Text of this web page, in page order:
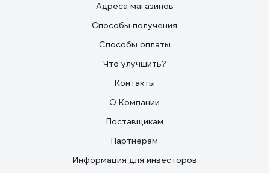
Адреса магазинов
Способы получения
Способы оплаты
Что улучшить?
Контакты
О Компании
Поставщикам
Партнерам
Информация для инвесторов